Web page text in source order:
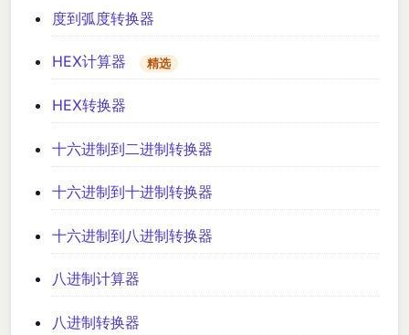
度到弧度转换器
HEX计算器 精选
HEX转换器
十六进制到二进制转换器
十六进制到十进制转换器
十六进制到八进制转换器
八进制计算器
八进制转换器